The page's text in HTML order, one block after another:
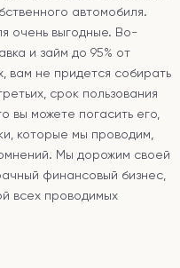
автомобиля.
очень выгодные. Во-
и займ до 95% от
вам не придется собирать
срок пользования
вы можете погасить его,
которые мы проводим,
Мы дорожим своей
финансовый бизнес,
всех проводимых